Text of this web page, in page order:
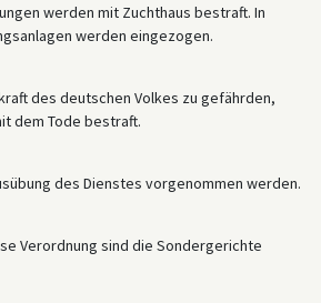
werden mit Zuchthaus bestraft. In
werden eingezogen.
des deutschen Volkes zu gefährden,
dem Tode bestraft.
des Dienstes vorgenommen werden.
Verordnung sind die Sondergerichte